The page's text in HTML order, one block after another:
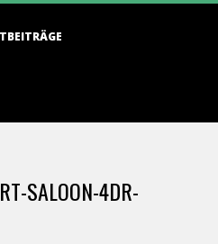
SALOON-4DR-